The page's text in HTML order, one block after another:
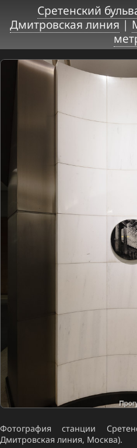
Сретенский
Дмитровская линия|
Фотография станции
Дмитровская линия, Москва).